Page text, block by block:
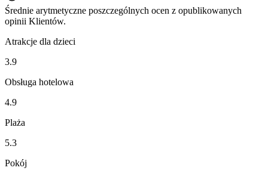
Średnie arytmetyczne poszczególnych ocen z opublikowanych
opinii Klientów.
Atrakcje dla dzieci
3.9
Obsługa hotelowa
4.9
Plaża
5.3
Pokój